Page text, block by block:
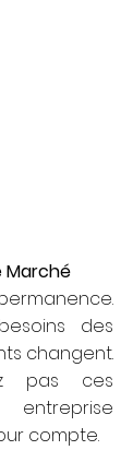
Marché
des
changent.
pas ces
entreprise
compte.